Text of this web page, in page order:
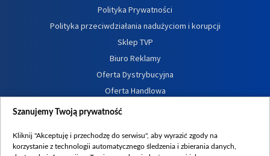
Polityka Prywatności
Polityka przeciwdziałania nadużyciom i korupcji
Sklep TVP
Biuro Reklamy
Oferta Dystrybucyjna
Oferta Handlowa
Dostępność
Procedura zgłoszeń wewnętrznych
Szanujemy Twoją prywatność
Kliknij "Akceptuję i przechodzę do serwisu", aby wyrazić zgody na
korzystanie z technologii automatycznego śledzenia i zbierania danych,